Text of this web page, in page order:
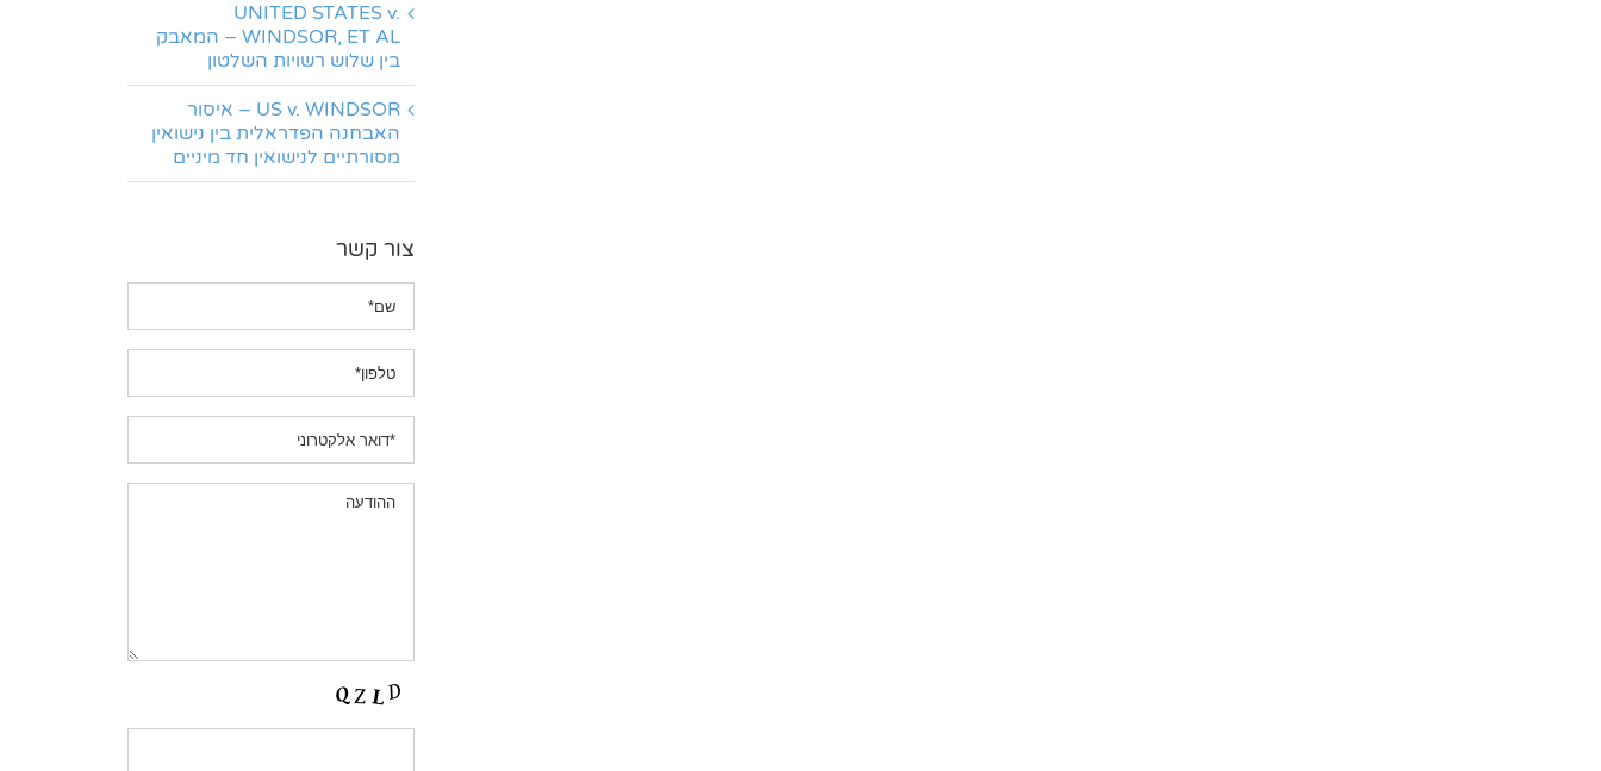
UNITED STATES v.
WINDSOR, ET AL – המאבק
בין שלוש רשויות השלטון
US v. WINDSOR – איסור
האבחנה הפדראלית בין נישואין
מסורתיים לנישואין חד מיניים
צור קשר